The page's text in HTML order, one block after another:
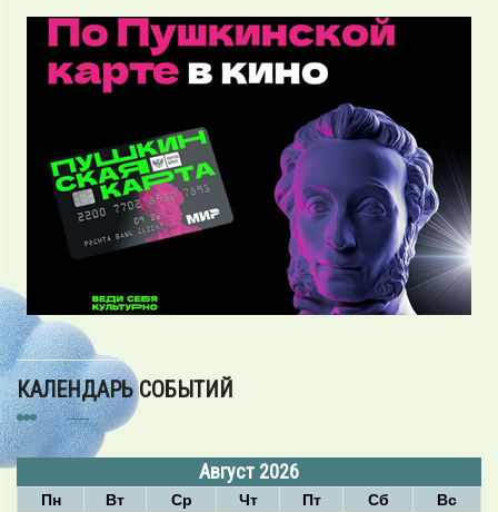
КАЛЕНДАРЬ СОБЫТИЙ
Август 2026
Пн Вт Ср Чт Пт Сб
Вс